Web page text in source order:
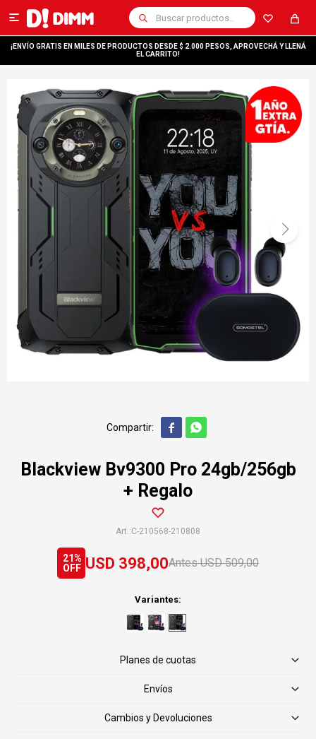

¡ENVÍO GRATIS EN MILES DE PRODUCTOS DESDE $ 2.000 PESOS, APROVECHÁ Y LLENÁ
EL CARRITO!
 
Blackview Bv9300 Pro 24gb/256gb
+ Regalo
C-210568-210808
USD 398,00 USD 509,00
21
Variantes:
Planes de cuotas
Envíos
Cambios y Devoluciones